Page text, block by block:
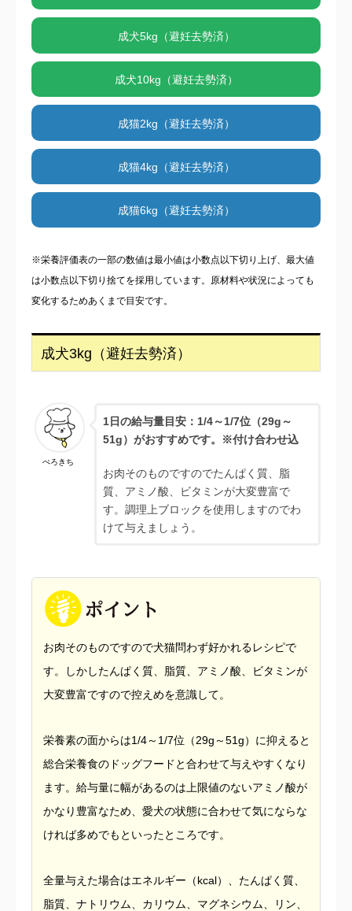
成犬5kg（避妊去勢済）
成犬10kg（避妊去勢済）
成猫2kg（避妊去勢済）
成猫4kg（避妊去勢済）
成猫6kg（避妊去勢済）
※栄養評価表の一部の数値は最小値は小数点以下切り上げ、最大値
は小数点以下切り捨てを採用しています。原材料や状況によっても
変化するためあくまで目安です。
成犬3kg（避妊去勢済）
ぺろきち
1日の給与量目安：1/4～1/7位（29g～
51g）がおすすめです。※付け合わせ込
お肉そのものですのでたんぱく質、脂
質、アミノ酸、ビタミンが大変豊富で
す。調理上ブロックを使用しますのでわ
けて与えましょう。
お肉そのものですので犬猫問わず好かれるレシピで
す。しかしたんぱく質、脂質、アミノ酸、ビタミンが
大変豊富ですので控えめを意識して。
栄養素の面からは1/4～1/7位（29g～51g）に抑えると
総合栄養食のドッグフードと合わせて与えやすくなり
ます。給与量に幅があるのは上限値のないアミノ酸が
かなり豊富なため、愛犬の状態に合わせて気にならな
ければ多めでもといったところです。
全量与えた場合はエネルギー（kcal）、たんぱく質、
脂質、ナトリウム、カリウム、マグネシウム、リン、